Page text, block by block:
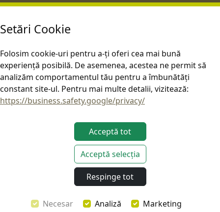
Setări Cookie
Folosim cookie-uri pentru a-ți oferi cea mai bună
experiență posibilă. De asemenea, acestea ne permit să
analizăm comportamentul tău pentru a îmbunătăți
constant site-ul. Pentru mai multe detalii, vizitează:
https://business.safety.google/privacy/
Acceptă tot
Acceptă selecția
Respinge tot
Necesar Analiză Marketing
Acest site este operat în conformitate cu legislația UE aplicabilă.
Copyright © EDGE Overland 2026. Toate drepturile rezervate.